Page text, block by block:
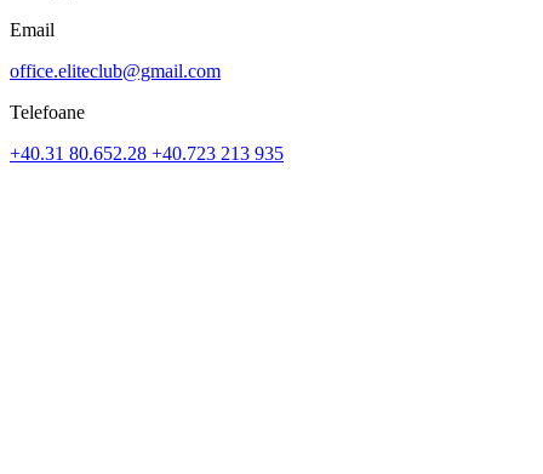
Email
office.eliteclub@gmail.com
Telefoane
+40.31 80.652.28 +40.723 213 935